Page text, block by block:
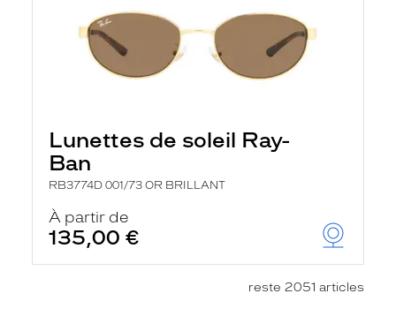
Lunettes de soleil Ray-
Ban
RB3774D 001/73 OR BRILLANT
À partir de
135,00 €
reste 2051 articles